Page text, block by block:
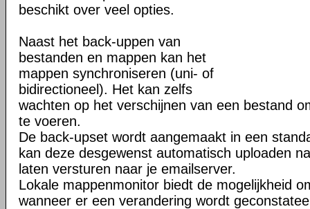
beschikt over veel opties.
Naast het back-uppen van
bestanden en mappen kan het
mappen synchroniseren (uni- of
bidirectioneel). Het kan zelfs
wachten op het verschijnen van een bestand
te voeren.
De back-upset wordt aangemaakt in een
kan deze desgewenst automatisch uploaden
laten versturen naar je emailserver.
Lokale mappenmonitor biedt de mogelijkheid
wanneer er een verandering wordt